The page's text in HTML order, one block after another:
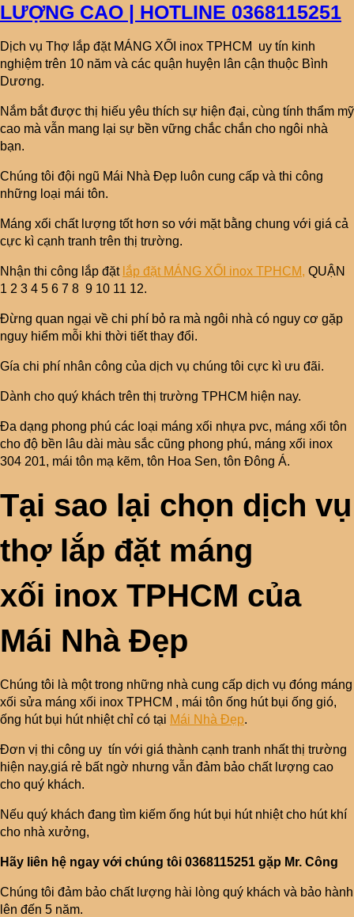
LƯỢNG CAO | HOTLINE 0368115251
Dịch vụ Thợ lắp đặt MÁNG XỐI inox TPHCM uy tín kinh
nghiệm trên 10 năm và các quận huyện lân cận thuộc Bình
Dương.
Nắm bắt được thị hiếu yêu thích sự hiện đại, cùng tính thẩm mỹ
cao mà vẫn mang lại sự bền vững chắc chắn cho ngôi nhà
bạn.
Chúng tôi đội ngũ Mái Nhà Đẹp luôn cung cấp và thi công
những loại mái tôn.
Máng xối chất lượng tốt hơn so với mặt bằng chung với giá cả
cực kì cạnh tranh trên thị trường.
Nhận thi công lắp đặt lắp đặt MÁNG XỐI inox TPHCM, QUẬN
1 2 3 4 5 6 7 8 9 10 11 12.
Đừng quan ngại về chi phí bỏ ra mà ngôi nhà có nguy cơ gặp
nguy hiểm mỗi khi thời tiết thay đổi.
Gía chi phí nhân công của dịch vụ chúng tôi cực kì ưu đãi.
Dành cho quý khách trên thị trường TPHCM hiện nay.
Đa dạng phong phú các loại máng xối nhựa pvc, máng xối tôn
cho độ bền lâu dài màu sắc cũng phong phú, máng xối inox
304 201, mái tôn mạ kẽm, tôn Hoa Sen, tôn Đông Á.
Tại sao lại chọn dịch vụ
thợ lắp đặt máng
xối inox TPHCM của
Mái Nhà Đẹp
Chúng tôi là một trong những nhà cung cấp dịch vụ đóng máng
xối sửa máng xối inox TPHCM , mái tôn ống hút bụi ống gió,
ống hút bụi hút nhiệt chỉ có tại Mái Nhà Đẹp.
Đơn vị thi công uy tín với giá thành cạnh tranh nhất thị trường
hiện nay,giá rẻ bất ngờ nhưng vẫn đảm bảo chất lượng cao
cho quý khách.
Nếu quý khách đang tìm kiếm ống hút bụi hút nhiệt cho hút khí
cho nhà xưởng,
Hãy liên hệ ngay với chúng tôi 0368115251 gặp Mr. Công
Chúng tôi đảm bảo chất lượng hài lòng quý khách và bảo hành
lên đến 5 năm.